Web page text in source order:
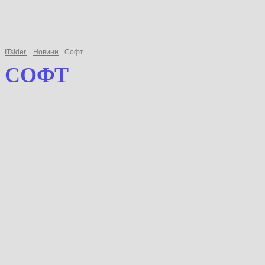
ITsider. Новини Софт
СОФТ